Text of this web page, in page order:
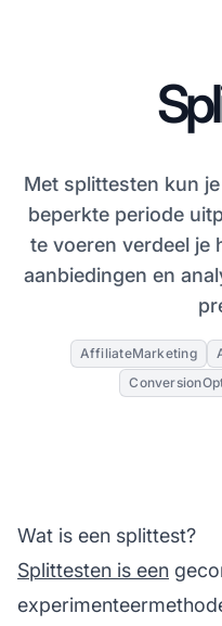
Met splittesten kun
beperkte periode
te voeren verdeel je
aanbiedingen en
AffiliateMarketing
Wat is een splittest?
Splittesten is een